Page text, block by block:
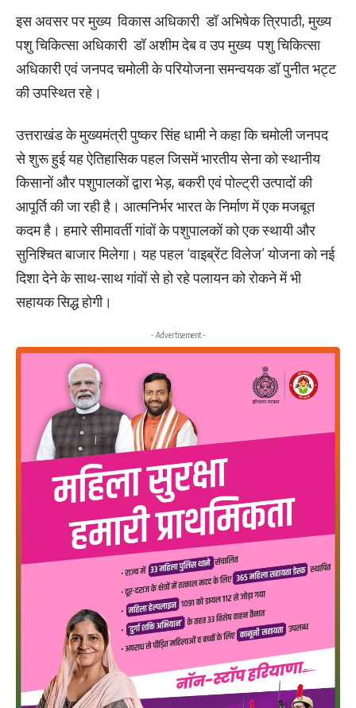
इस अवसर पर मुख्य विकास अधिकारी डॉ अभिषेक त्रिपाठी, मुख्य
पशु चिकित्सा अधिकारी डॉ अशीम देब व उप मुख्य पशु चिकित्सा
अधिकारी एवं जनपद चमोली के परियोजना समन्वयक डॉ पुनीत भट्ट
की उपस्थित रहे।
उत्तराखंड के मुख्यमंत्री पुष्कर सिंह धामी ने कहा किचमोली जनपद
से शुरू हुई यह ऐतिहासिक पहल जिसमें भारतीय सेना को स्थानीय
किसानों और पशुपालकों द्वारा भेड़, बकरी एवं पोल्ट्री उत्पादों की
आपूर्ति की जा रही है। आत्मनिर्भर भारत के निर्माण में एक मजबूत
कदम है। हमारे सीमावर्ती गांवों के पशुपालकों को एक स्थायी और
सुनिश्चित बाजार मिलेगा। यह पहल ‘वाइब्रेंट विलेज’ योजना को नई
दिशा देने के साथ-साथ गांवों से हो रहे पलायन को रोकने में भी
सहायक सिद्ध होगी।
- Advertisement -